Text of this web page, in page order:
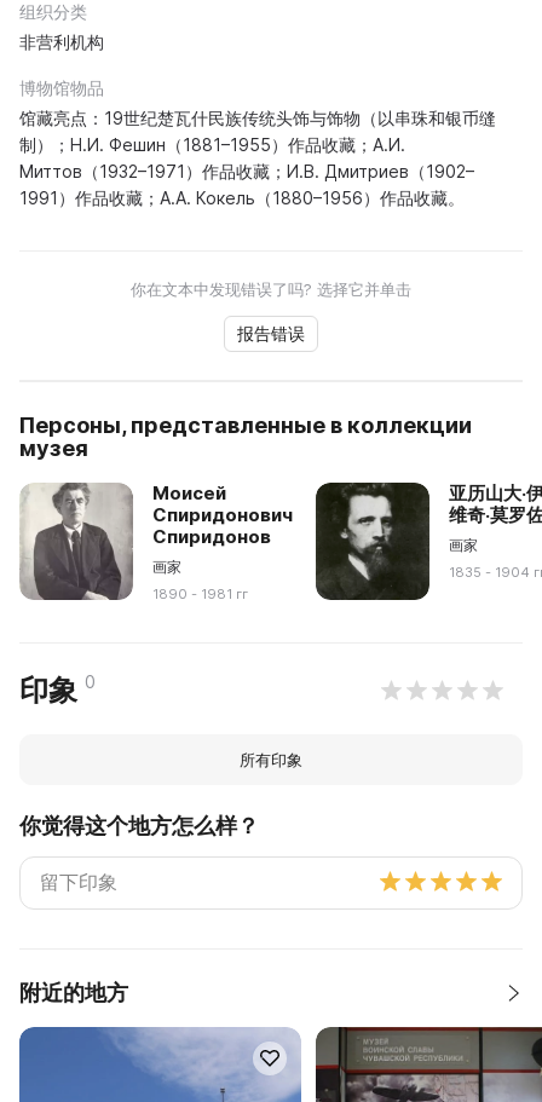
组织分类
非营利机构
博物馆物品
馆藏亮点：19世纪楚瓦什民族传统头饰与饰物（以串珠和银币缝
制）；Н.И. Фешин（1881–1955）作品收藏；А.И.
Миттов（1932–1971）作品收藏；И.В. Дмитриев（1902–
1991）作品收藏；А.А. Кокель（1880–1956）作品收藏。
你在文本中发现错误了吗? 选择它并单击
报告错误
Персоны, представленные в коллекции
музея
Моисей
Спиридонович
Спиридонов
画家
1890 - 1981 гг
亚历山大·
维奇·莫罗
画家
1835 - 1904
印象 0
所有印象
你觉得这个地方怎么样？
附近的地方